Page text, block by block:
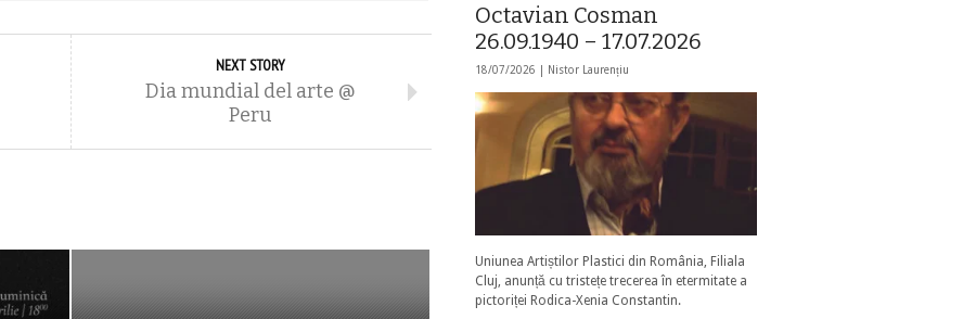
NEXT STORY
Dia mundial del arte @
Peru
Octavian Cosman
26.09.1940 – 17.07.2026
18/07/2026 | Nistor Laurențiu
Uniunea Artiștilor Plastici din România, Filiala
Cluj, anunță cu tristețe trecerea în etermitate a
pictoriței Rodica-Xenia Constantin.